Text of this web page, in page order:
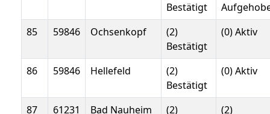
Bestätigt
85
59846 Ochsenkopf
(2)
Bestätigt
(0) Aktiv
86 59846 Hellefeld
(2)
Bestätigt
(0) Aktiv
87 61231 Bad Nauheim
(2)
(2)